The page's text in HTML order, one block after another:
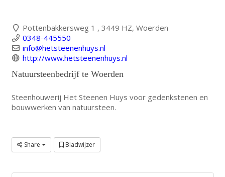
Pottenbakkersweg 1 , 3449 HZ, Woerden
0348-445550
info@hetsteenenhuys.nl
http://www.hetsteenenhuys.nl
Natuursteenbedrijf te Woerden
Steenhouwerij Het Steenen Huys voor gedenkstenen en
bouwwerken van natuursteen.
Share Bladwijzer